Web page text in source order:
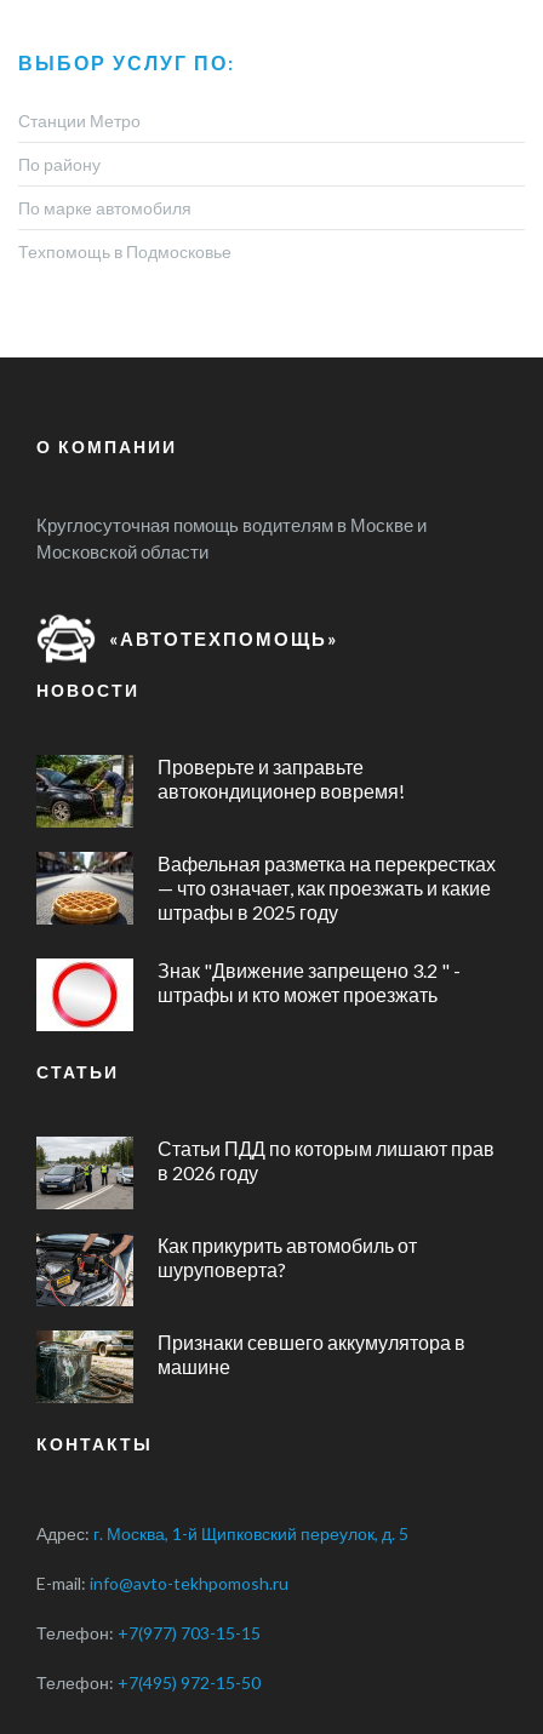
ВЫБОР УСЛУГ ПО:
Станции Метро
По району
По марке автомобиля
Техпомощь в Подмосковье
О КОМПАНИИ
Круглосуточная помощь водителям в Москве и
Московской области
«АВТОТЕХПОМОЩЬ»
НОВОСТИ
Проверьте и заправьте
автокондиционер вовремя!
Вафельная разметка на перекрестках
— что означает, как проезжать и какие
штрафы в 2025 году
Знак "Движение запрещено 3.2 " -
штрафы и кто может проезжать
СТАТЬИ
Статьи ПДД по которым лишают прав
в 2026 году
Как прикурить автомобиль от
шуруповерта?
Признаки севшего аккумулятора в
машине
КОНТАКТЫ
Адрес: г. Москва, 1-й Щипковский переулок, д. 5
E-mail: info@avto-tekhpomosh.ru
Телефон: +7(977) 703-15-15
Телефон: +7(495) 972-15-50